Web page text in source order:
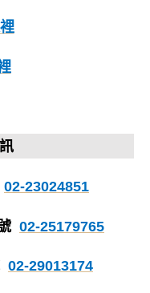
02-23024851
02-25179765
02-29013174